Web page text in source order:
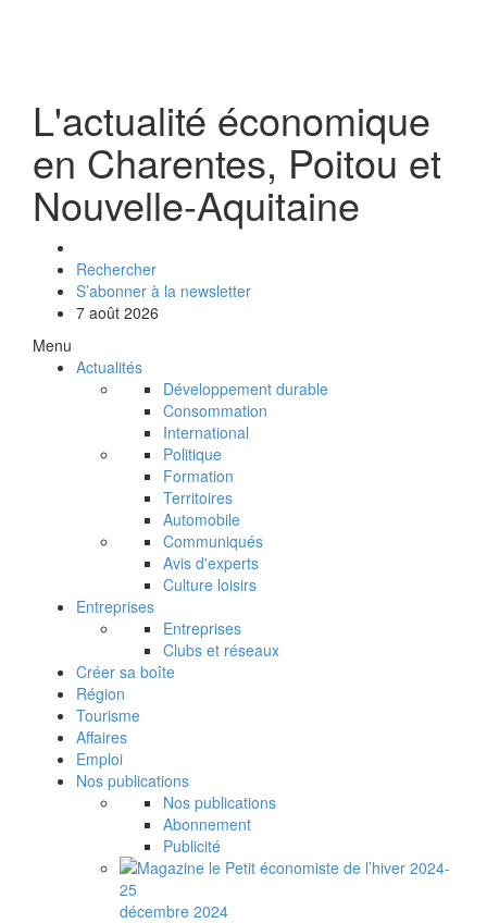
L'actualité économique
en Charentes, Poitou et
Nouvelle-Aquitaine
Rechercher
S’abonner à la newsletter
7 août 2026
Menu
Actualités
Développement durable
Consommation
International
Politique
Formation
Territoires
Automobile
Communiqués
Avis d'experts
Culture loisirs
Entreprises
Entreprises
Clubs et réseaux
Créer sa boîte
Région
Tourisme
Affaires
Emploi
Nos publications
Nos publications
Abonnement
Publicité
décembre 2024